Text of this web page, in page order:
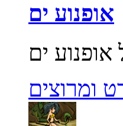
אופנוע ים
ומרוצים